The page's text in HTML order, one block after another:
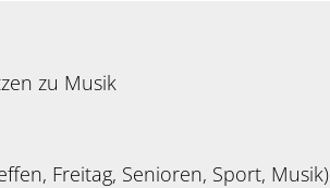
zu Musik
Freitag, Senioren, Sport, Musik)